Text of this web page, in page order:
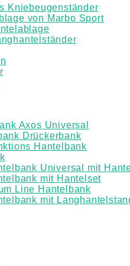
Kniebeugenständer
von Marbo Sport
Axos Universal
Drückerbank
Hantelbank
Universal mit
mit Hantelset
Line Hantelbank
mit